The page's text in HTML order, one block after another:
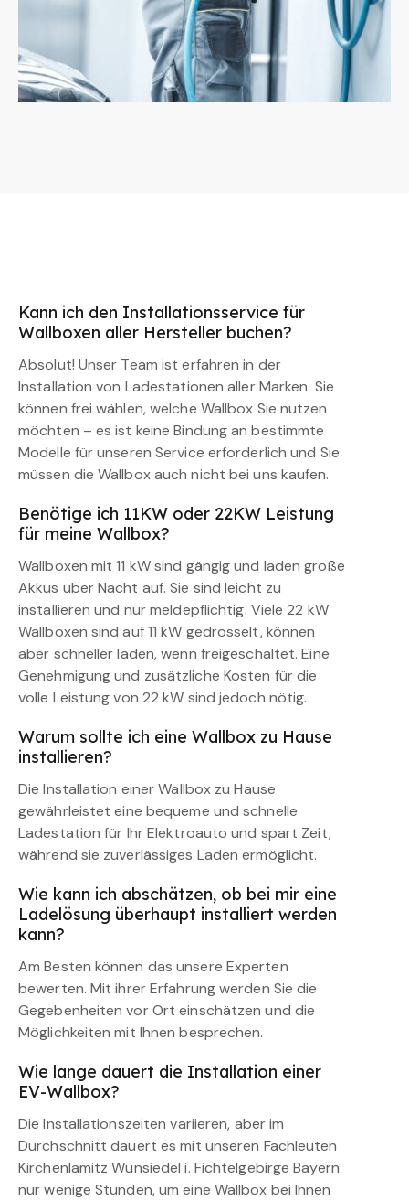
Kann ich den Installationsservice für
Wallboxen aller Hersteller buchen?
Absolut! Unser Team ist erfahren in der
Installation von Ladestationen aller Marken. Sie
können frei wählen, welche Wallbox Sie nutzen
möchten – es ist keine Bindung an bestimmte
Modelle für unseren Service erforderlich und Sie
müssen die Wallbox auch nicht bei uns kaufen.
Benötige ich 11KW oder 22KW Leistung
für meine Wallbox?
Wallboxen mit 11 kW sind gängig und laden große
Akkus über Nacht auf. Sie sind leicht zu
installieren und nur meldepflichtig. Viele 22 kW
Wallboxen sind auf 11 kW gedrosselt, können
aber schneller laden, wenn freigeschaltet. Eine
Genehmigung und zusätzliche Kosten für die
volle Leistung von 22 kW sind jedoch nötig.
Warum sollte ich eine Wallbox zu Hause
installieren?
Die Installation einer Wallbox zu Hause
gewährleistet eine bequeme und schnelle
Ladestation für Ihr Elektroauto und spart Zeit,
während sie zuverlässiges Laden ermöglicht.
Wie kann ich abschätzen, ob bei mir eine
Ladelösung überhaupt installiert werden
kann?
Am Besten können das unsere Experten
bewerten. Mit ihrer Erfahrung werden Sie die
Gegebenheiten vor Ort einschätzen und die
Möglichkeiten mit Ihnen besprechen.
Wie lange dauert die Installation einer
EV-Wallbox?
Die Installationszeiten variieren, aber im
Durchschnitt dauert es mit unseren Fachleuten
Kirchenlamitz Wunsiedel i. Fichtelgebirge Bayern
nur wenige Stunden, um eine Wallbox bei Ihnen